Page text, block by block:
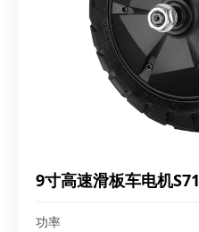
9寸高速滑板车电机S71
功率